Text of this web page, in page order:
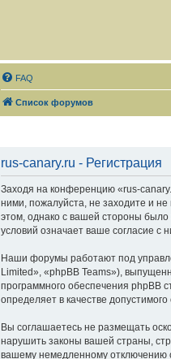
FAQ
Список форумов
rus-canary.ru - Регистрация
Заходя на конференцию «rus-
ними, пожалуйста, не заходите и
этом, однако с вашей стороны было
условий означает ваше согласие с
Наши форумы работают под
Limited», «phpBB Teams»),
программного обеспечения phpBB
определяет в качестве
Вы соглашаетесь не размещать
нарушить законы вашей страны,
вашему немедленному отключению